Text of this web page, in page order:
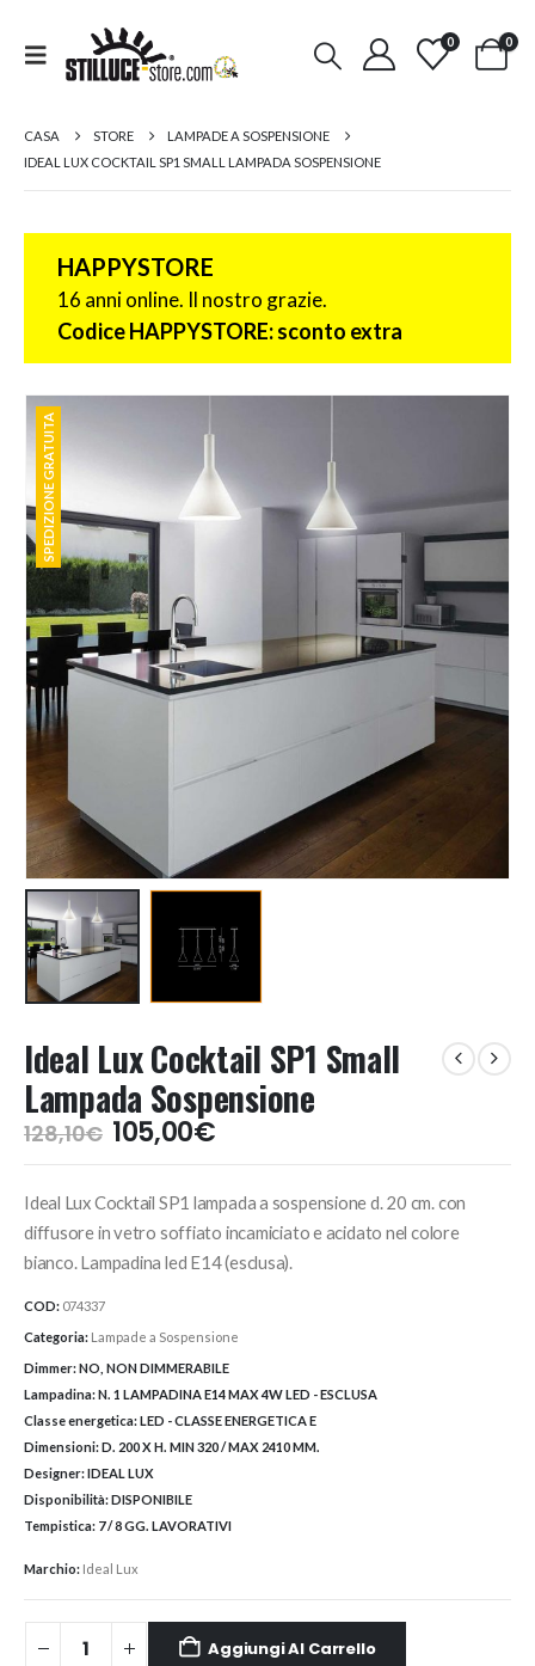
0 0
CASA STORE
LAMPADE A SOSPENSIONE
IDEAL LUX COCKTAIL SP1 SMALL LAMPADA SOSPENSIONE
HAPPYSTORE
16 anni online. Il nostro grazie.
Codice HAPPYSTORE: sconto extra
SPEDIZIONE GRATUITA
SPEDIZIONE GRATUITA
Ideal Lux Cocktail SP1 Small
Lampada Sospensione
128,10€ Il
prezzo
era:
128,10€.
105,00€Il
prezzo
è:
105,00€.
Ideal Lux Cocktail SP1 lampada a sospensione d. 20 cm. con
diffusore in vetro soffiato incamiciato e acidato nel colore
bianco. Lampadina led E14 (esclusa).
COD: 074337
Categoria: Lampade a Sospensione
Dimmer:NO, NON DIMMERABILE
Lampadina:N. 1 LAMPADINA E14 MAX 4W LED - ESCLUSA
Classe energetica:LED - CLASSE ENERGETICA E
Dimensioni:D. 200 X H. MIN 320 / MAX 2410 MM.
Designer:IDEAL LUX
Disponibilità:DISPONIBILE
Tempistica: 7 / 8 GG. LAVORATIVI
Marchio: Ideal Lux
Aggiungi Al Carrello